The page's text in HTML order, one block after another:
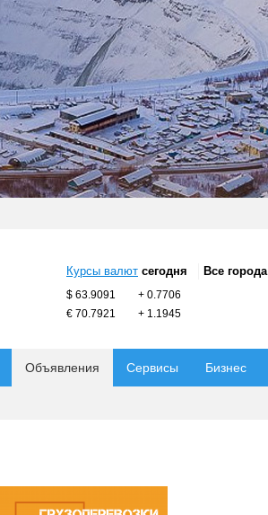
Все города
Курсы валют сегодня
$ 63.9091 + 0.7706
€ 70.7921
+ 1.1945
Объявления Сервисы Бизнес